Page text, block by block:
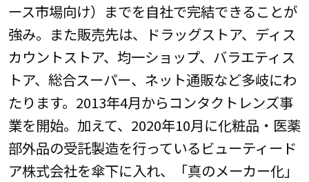
ース市場向け）までを自社で完結できることが
強み。また販売先は、ドラッグストア、ディス
カウントストア、均一ショップ、バラエティス
トア、総合スーパー、ネット通販など多岐にわ
たります。2013年4月からコンタクトレンズ事
業を開始。加えて、2020年10月に化粧品・医薬
部外品の受託製造を行っているビューティード
ア株式会社を傘下に入れ、「真のメーカー化」